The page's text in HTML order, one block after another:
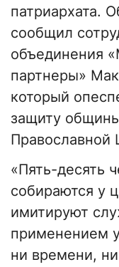
патриархата.
сообщил
объединения
партнеры»
который
защиту
Православной
«Пять-десять
собираются у
имитируют
применением
ни времени,